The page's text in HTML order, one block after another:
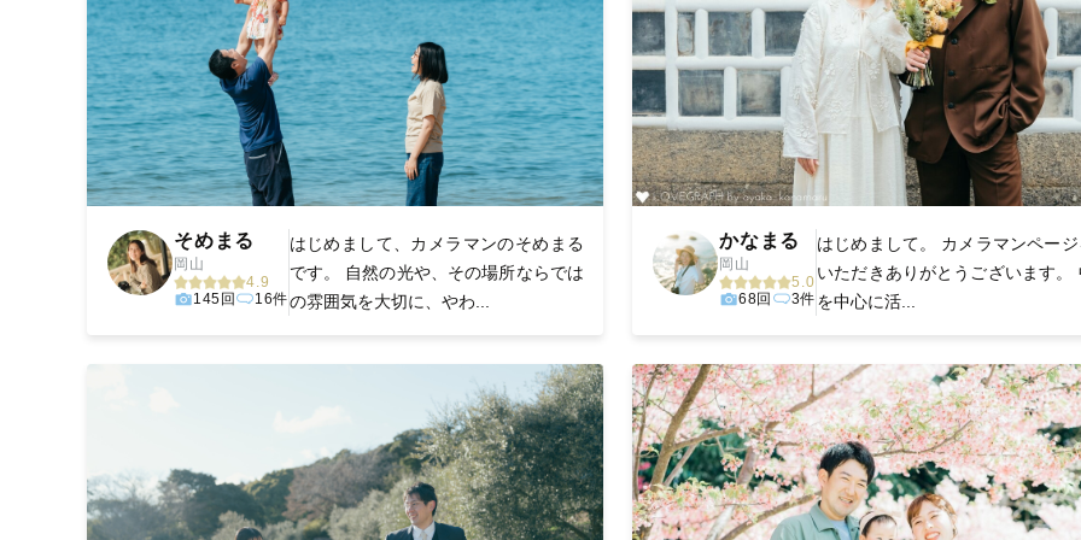
そめまる
岡山
4.9
145回
16件
はじめまして、カメラマンのそめまる
です。 自然の光や、その場所ならでは
の雰囲気を大切に、やわ...
かなまる
岡山
5.0
68回
3件
はじめまして。 カメラマンペー
いただきありがとうございます。
を中心に活...